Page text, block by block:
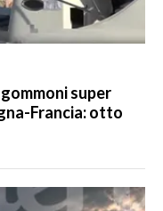
super
Francia: otto